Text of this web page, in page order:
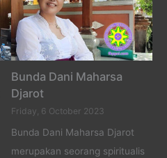
Bunda Dani Maharsa
Djarot
Friday, 6 October 2023
Bunda Dani Maharsa Djarot
merupakan seorang spiritualis